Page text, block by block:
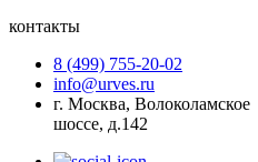
контакты
8 (499) 755-20-02
info@urves.ru
г. Москва, Волоколамское
шоссе, д.142